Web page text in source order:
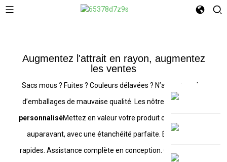
Augmentez l'attrait en rayon, augmentez
les ventes
Sacs mous ? Fuites ? Couleurs délavées ? N’acceptez plus
d’emballages de mauvaise qualité. Les nôtres
Emballage
personnaliséMettez en valeur votre produit comme jamais
auparavant, avec une étanchéité parfaite. Échantillons
rapides. Assistance complète en conception. Chaque détail